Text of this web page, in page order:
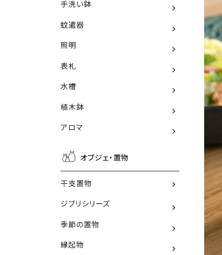
手洗い鉢
蚊遣器
照明
表札
水槽
植木鉢
アロマ
オブジェ・置物
干支置物
ジブリシリーズ
季節の置物
縁起物